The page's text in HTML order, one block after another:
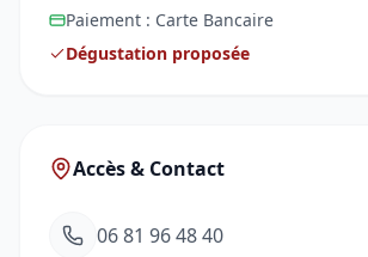
Paiement : Carte Bancaire
Dégustation proposée
Accès & Contact
06 81 96 48 40